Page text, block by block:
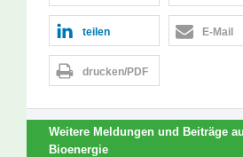
teilen E-Mail
drucken/PDF
Weitere Meldungen und Beiträge
Bioenergie